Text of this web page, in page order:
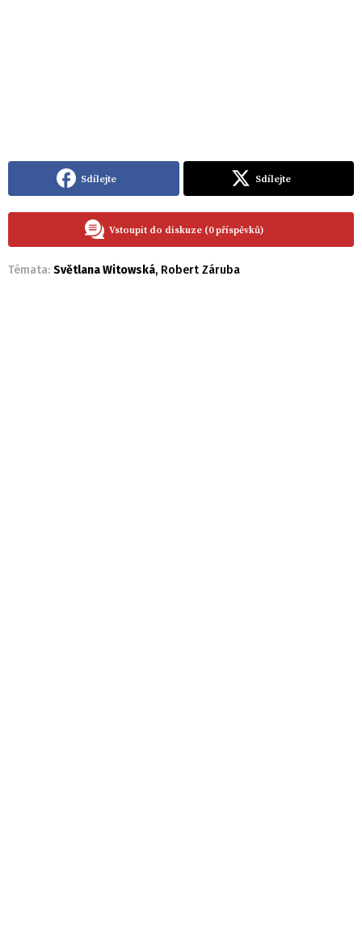
Sdílejte Sdílejte
Vstoupit do diskuze (0 příspěvků)
Témata: Světlana Witowská, Robert Záruba